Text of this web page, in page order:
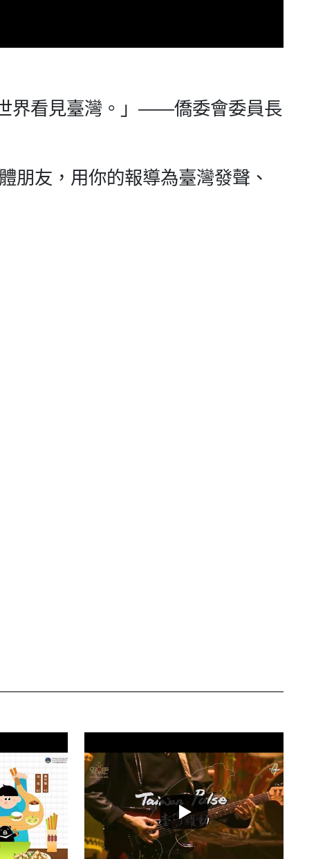
界看見臺灣。」——僑委會委員長
朋友，用你的報導為臺灣發聲、